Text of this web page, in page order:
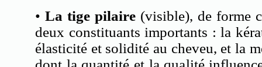
• La tige pilaire (visible), de forme
deux constituants importants : la
élasticité et solidité au cheveu, et la